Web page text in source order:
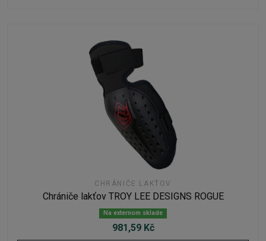
CHRÁNIČE LAKŤOV
Chrániče lakťov TROY LEE DESIGNS ROGUE
Na externom sklade
981,59 Kč